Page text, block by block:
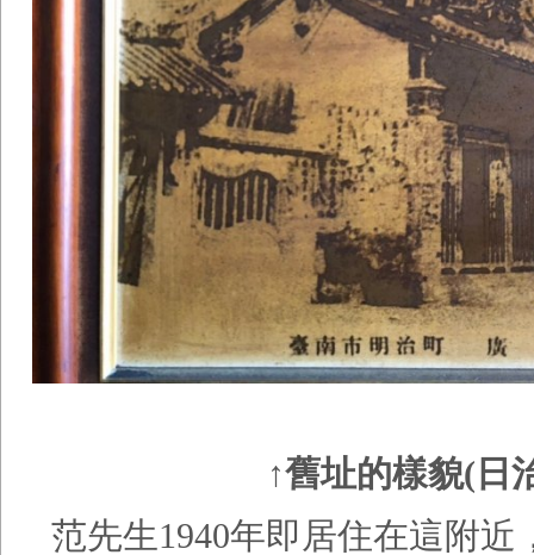
↑舊址的樣貌(日
范先生1940年即居住在這附